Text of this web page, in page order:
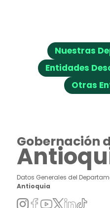
Nuestras
Entidades
Otras
Gobernación
Datos Generales del
Antioquia